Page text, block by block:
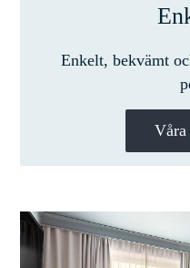
Enkelt, bekvämt
Våra